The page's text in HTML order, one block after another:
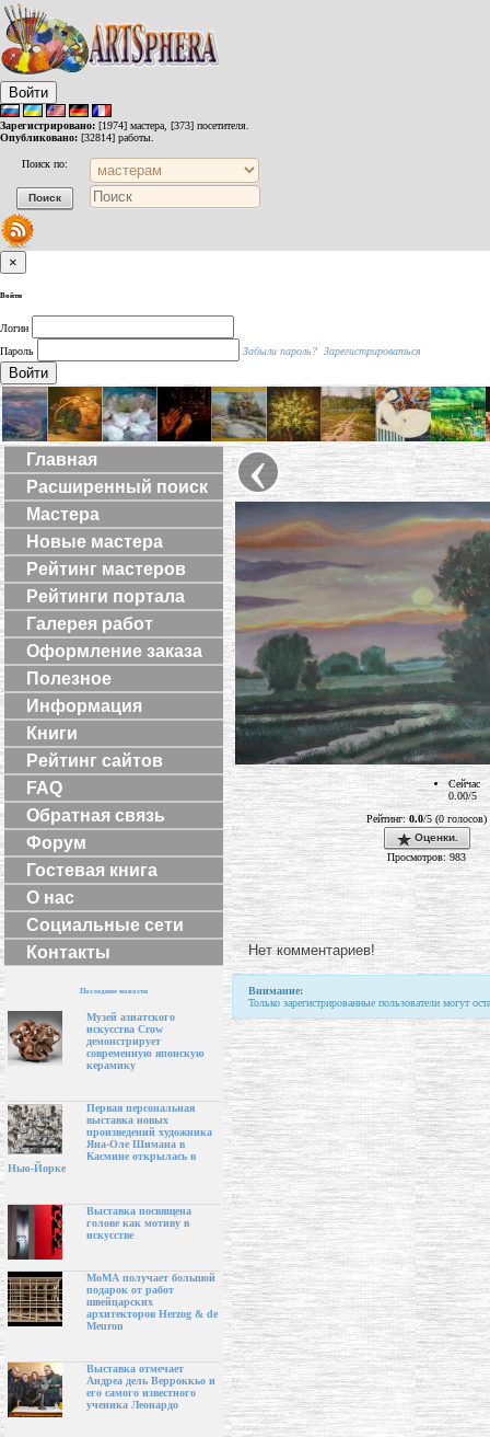
Войти
Зарегистрировано: [1974] мастера, [373] посетителя.
Опубликовано: [32814] работы.
Поиск по:
×
Войти
Логин
Пароль
Забыли пароль? Зарегистрироваться
Войти
Главная
Расширенный поиск
Мастера
Новые мастера
Рейтинг мастеров
Рейтинги портала
Галерея работ
Оформление заказа
Полезное
Информация
Книги
Рейтинг сайтов
FAQ
Обратная связь
Форум
Гостевая книга
О нас
Социальные сети
Контакты
Последние новости
Музей азиатского
искусства Crow
демонстрирует
современную японскую
керамику
Первая персональная
выставка новых
произведений художника
Яна-Оле Шимана в
Касмине открылась в
Нью-Йорке
Выставка посвящена
голове как мотиву в
искусстве
МоМА получает большой
подарок от работ
швейцарских
архитекторов Herzog & de
Meuron
Выставка отмечает
Андреа дель Верроккьо и
его самого известного
ученика Леонардо
‹
Сейчас
0.00/5
Рейтинг:0.0/5 (0 голосов)
Оценки.
Просмотров: 983
Нет комментариев!
Внимание:
Только зарегистрированные пользователи могут